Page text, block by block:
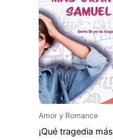
Amor y Romance
¡Qué tragedia más